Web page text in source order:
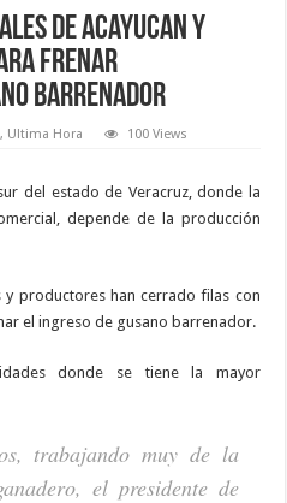
de Acayucan y
frenar
barrenador
, Ultima Hora 100 Views
del estado de Veracruz, donde la
depende de la producción
y productores han cerrado filas con
el ingreso de gusano barrenador.
donde se tiene la mayor
trabajando muy de la
el presidente de